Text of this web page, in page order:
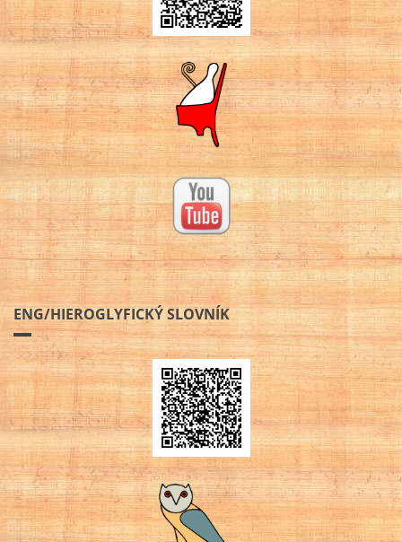
ENG/HIEROGLYFICKÝ SLOVNÍK